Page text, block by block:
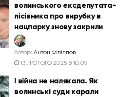
волинського ексдепутата-
лісівника про вирубку в
нацпарку знову закрили
Автор: Антон Філіппов
13 ЛЮТОГО 2025 В 10:09
І війна не налякала. Як
волинські суди карали